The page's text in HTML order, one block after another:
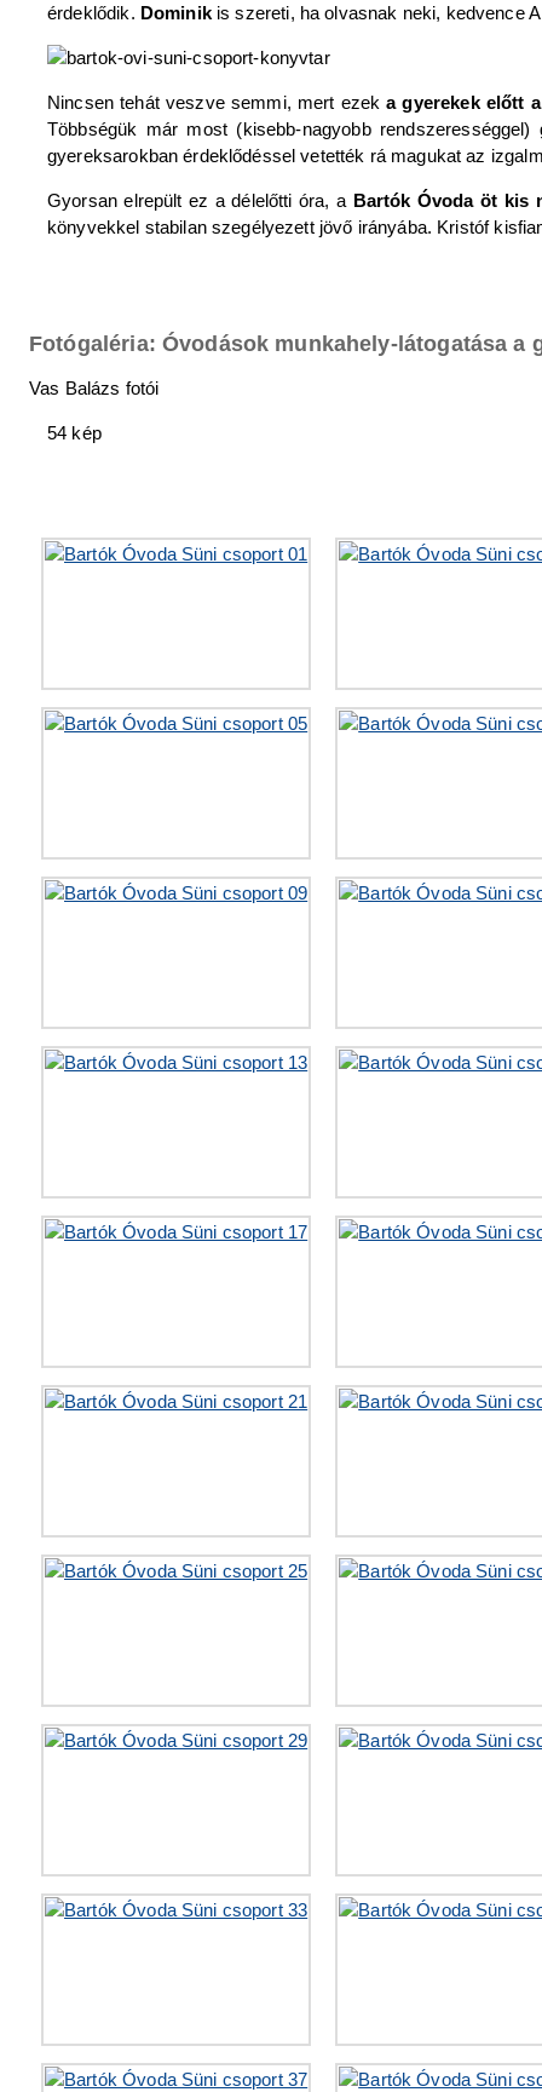
érdeklődik. Dominik is szereti, ha olvasnak neki, kedvence
Nincsen tehát veszve semmi, mert ezeka gyerekek előtt
Többségük már most (kisebb-nagyobb
gyereksarokban érdeklődéssel vetették rá magukat az
Gyorsan elrepült ez a délelőtti óra, a Bartók Óvoda öt kis
könyvekkel stabilan szegélyezett jövő irányába. Kristóf
Fotógaléria: Óvodások munkahely-látogatása a
Vas Balázs fotói
54 kép